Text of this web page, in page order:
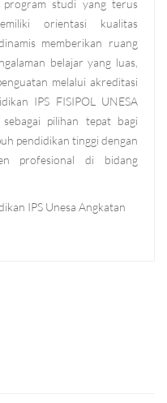
program studi yang terus
orientasi kualitas
memberikan ruang
belajar yang luas,
melalui akreditasi
IPS FISIPOL UNESA
sebagai pilihan tepat bagi
pendidikan tinggi dengan
profesional di bidang
IPS Unesa Angkatan